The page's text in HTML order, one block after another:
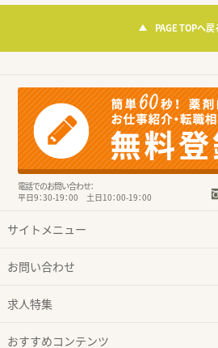
PAGE TOPへ戻
電話でのお問い合わせ：
平日9：30-19：00 土日10：00-19：00
サイトメニュー
お問い合わせ
求人特集
おすすめコンテンツ